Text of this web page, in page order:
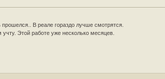
В реале гораздо лучше смотрятся.
Этой работе уже несколько месяцев.